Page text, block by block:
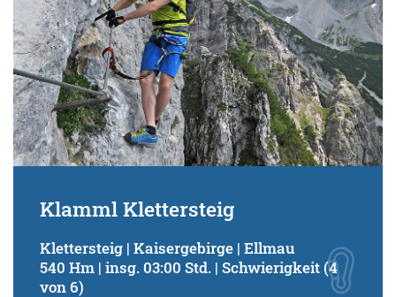
Klamml Klettersteig
Klettersteig | Kaisergebirge | Ellmau
540 Hm | insg. 03:00 Std. | Schwierigkeit (4
von 6)